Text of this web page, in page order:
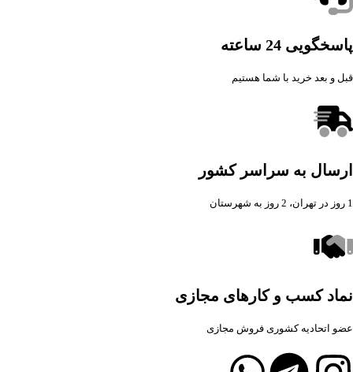
پاسخگویی 24 ساعته
قبل و بعد خرید با شما هستیم
ارسال به سراسر کشور
1 روز در تهران، 2 روز به شهرستان
نماد کسب و کارهای مجازی
عضو اتحادیه کشوری فروش مجازی